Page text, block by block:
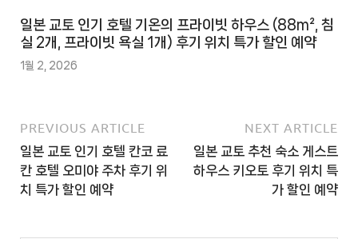
일본 교토 인기 호텔 기온의 프라이빗 하우스 (88m², 침
실 2개, 프라이빗 욕실 1개) 후기 위치 특가 할인 예약
1월 2, 2026
PREVIOUS ARTICLE
일본 교토 인기 호텔 칸코 료
칸 호텔 오미야 주차 후기 위
치 특가 할인 예약
NEXT ARTICLE
일본 교토 추천 숙소 게스트
하우스 키오토 후기 위치 특
가 할인 예약